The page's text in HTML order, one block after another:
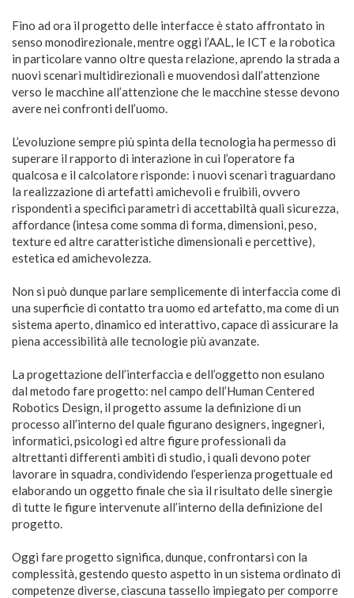
Fino ad ora il progetto delle interfacce è stato affrontato in
senso monodirezionale, mentre oggi l’AAL, le ICT e la robotica
in particolare vanno oltre questa relazione, aprendo la strada a
nuovi scenari multidirezionali e muovendosi dall’attenzione
verso le macchine all’attenzione che le macchine stesse devono
avere nei confronti dell’uomo.
L’evoluzione sempre più spinta della tecnologia ha permesso di
superare il rapporto di interazione in cui l’operatore fa
qualcosa e il calcolatore risponde: i nuovi scenari traguardano
la realizzazione di artefatti amichevoli e fruibili, ovvero
rispondenti a specifici parametri di accettabiltà quali sicurezza,
affordance (intesa come somma di forma, dimensioni, peso,
texture ed altre caratteristiche dimensionali e percettive),
estetica ed amichevolezza.
Non si può dunque parlare semplicemente di interfaccia come di
una superficie di contatto tra uomo ed artefatto, ma come di un
sistema aperto, dinamico ed interattivo, capace di assicurare la
piena accessibilità alle tecnologie più avanzate.
La progettazione dell’interfaccia e dell’oggetto non esulano
dal metodo fare progetto: nel campo dell’Human Centered
Robotics Design, il progetto assume la definizione di un
processo all’interno del quale figurano designers, ingegneri,
informatici, psicologi ed altre figure professionali da
altrettanti differenti ambiti di studio, i quali devono poter
lavorare in squadra, condividendo l’esperienza progettuale ed
elaborando un oggetto finale che sia il risultato delle sinergie
di tutte le figure intervenute all’interno della definizione del
progetto.
Oggi fare progetto significa, dunque, confrontarsi con la
complessità, gestendo questo aspetto in un sistema ordinato di
competenze diverse, ciascuna tassello impiegato per comporre